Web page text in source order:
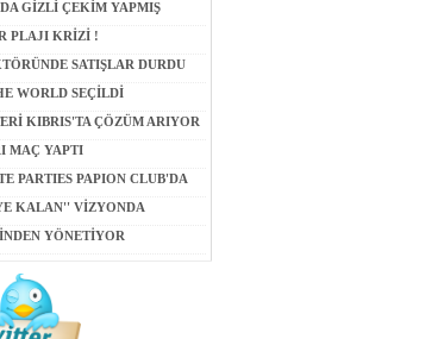
GİZLİ ÇEKİM YAPMIŞ
PLAJI KRİZİ !
SATIŞLAR DURDU
WORLD SEÇİLDİ
KIBRIS'TA ÇÖZÜM ARIYOR
MAÇ YAPTI
PARTIES PAPION CLUB'DA
KALAN'' VİZYONDA
YÖNETİYOR